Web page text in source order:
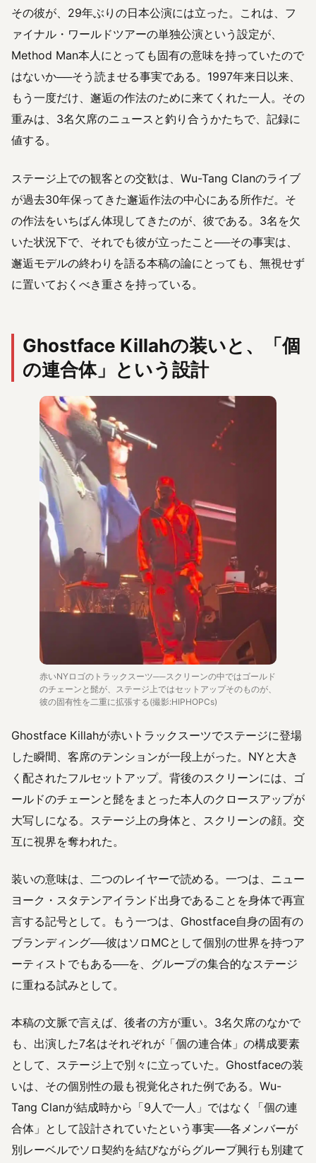
その彼が、29年ぶりの日本公演には立った。これは、フ
ァイナル・ワールドツアーの単独公演という設定が、
Method Man本人にとっても固有の意味を持っていたので
はないか──そう読ませる事実である。1997年来日以来、
もう一度だけ、邂逅の作法のために来てくれた一人。その
重みは、3名欠席のニュースと釣り合うかたちで、記録に
値する。
ステージ上での観客との交歓は、Wu-Tang Clanのライブ
が過去30年保ってきた邂逅作法の中心にある所作だ。そ
の作法をいちばん体現してきたのが、彼である。3名を欠
いた状況下で、それでも彼が立ったこと──その事実は、
邂逅モデルの終わりを語る本稿の論にとっても、無視せず
に置いておくべき重さを持っている。
Ghostface Killahの装いと、「個
の連合体」という設計
赤いNYロゴのトラックスーツ──スクリーンの中ではゴールド
のチェーンと髭が、ステージ上ではセットアップそのものが、
彼の固有性を二重に拡張する(撮影:HIPHOPCs)
Ghostface Killahが赤いトラックスーツでステージに登場
した瞬間、客席のテンションが一段上がった。NYと大き
く配されたフルセットアップ。背後のスクリーンには、ゴ
ールドのチェーンと髭をまとった本人のクロースアップが
大写しになる。ステージ上の身体と、スクリーンの顔。交
互に視界を奪われた。
装いの意味は、二つのレイヤーで読める。一つは、ニュー
ヨーク・スタテンアイランド出身であることを身体で再宣
言する記号として。もう一つは、Ghostface自身の固有の
ブランディング──彼はソロMCとして個別の世界を持つア
ーティストでもある──を、グループの集合的なステージ
に重ねる試みとして。
本稿の文脈で言えば、後者の方が重い。3名欠席のなかで
も、出演した7名はそれぞれが「個の連合体」の構成要素
として、ステージ上で別々に立っていた。Ghostfaceの装
いは、その個別性の最も視覚化された例である。Wu-
Tang Clanが結成時から「9人で一人」ではなく「個の連
合体」として設計されていたという事実──各メンバーが
別レーベルでソロ契約を結びながらグループ興行も別建て